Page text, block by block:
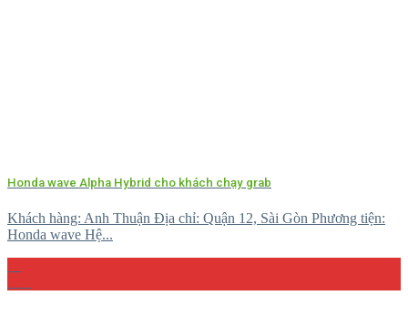
Honda wave Alpha Hybrid cho khách chạy grab
Khách hàng: Anh Thuận Địa chỉ: Quận 12, Sài Gòn Phương tiện:
Honda wave Hệ...